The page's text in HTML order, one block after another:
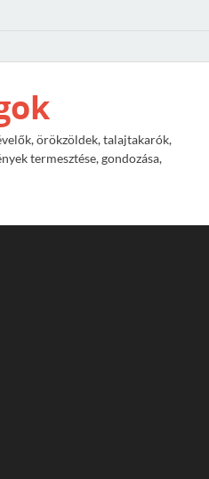
örökzöldek, talajtakarók,
termesztése, gondozása,